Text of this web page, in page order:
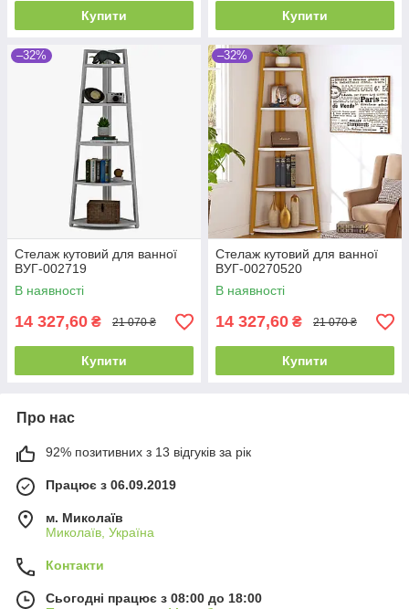
Купити Купити
–32%
Стелаж кутовий для ванної
ВУГ-002719
В наявності
14 327,60 ₴ 21 070 ₴
Купити
–32%
Стелаж кутовий для ванної
ВУГ-00270520
В наявності
14 327,60 ₴ 21 070 ₴
Купити
Про нас
92% позитивних з 13 відгуків за рік
Працює з 06.09.2019
м. Миколаїв
Миколаїв, Україна
Контакти
Сьогодні працює з 08:00 до 18:00